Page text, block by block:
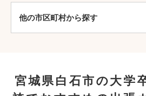
他の市区町村から探す
宮城県白石市の大学